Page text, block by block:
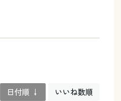
日付順 ↓ いいね数順